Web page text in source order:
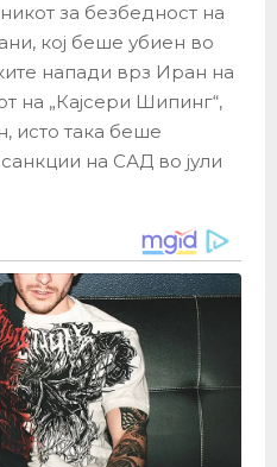
за безбедност на
кој беше убиен во
напади врз Иран на
на „Кајсери Шипинг“,
исто така беше
на САД во јули